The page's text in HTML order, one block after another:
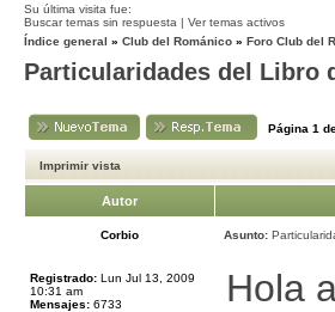
Su última visita fue:
Buscar temas sin respuesta | Ver temas activos
Índice general » Club del Románico » Foro Club del
Particularidades del Libro
Página 1
Imprimir vista
Autor
Corbio Asunto:
Registrado: Lun Jul 13, 2009
10:31 am
Mensajes: 6733 Hola